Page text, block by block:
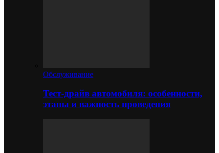
Обслуживание
Тест-драйв автомобиля: особенности,
этапы и важность проведения